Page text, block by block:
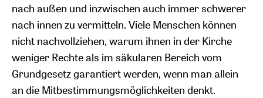
nach außen und inzwischen auch immer schwerer
nach innen zu vermitteln. Viele Menschen können
nicht nachvollziehen, warum ihnen in der Kirche
weniger Rechte als im säkularen Bereich vom
Grundgesetz garantiert werden, wenn man allein
an die Mitbestimmungsmöglichkeiten denkt.